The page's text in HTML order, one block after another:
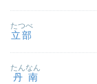
立部
たつべ
丹南
たんなん